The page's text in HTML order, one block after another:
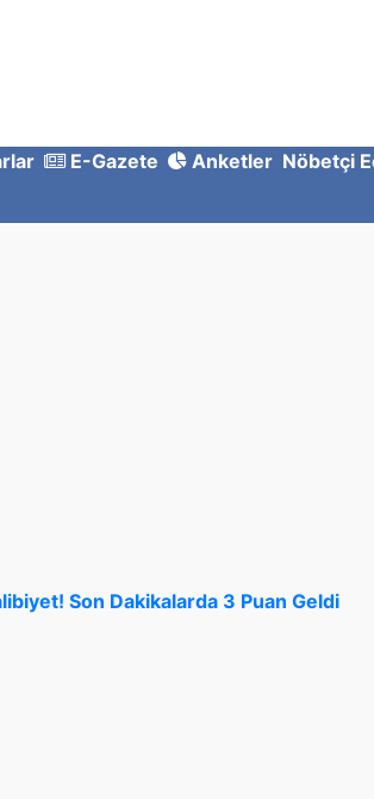
E-Gazete Anketler Nöbetçi
Son Dakikalarda 3 Puan Geldi